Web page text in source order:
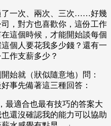
了一次、兩次、三次……好幾
，對方也喜歡你，這份工作
這個時候，才能開始談每個
個人要花我多少錢？還有一
作支薪多少？
始就（狀似隨意地）問：
事先備著這三種回答：
最適合也最有技巧的答案大
還沒確認我的能力可以協助